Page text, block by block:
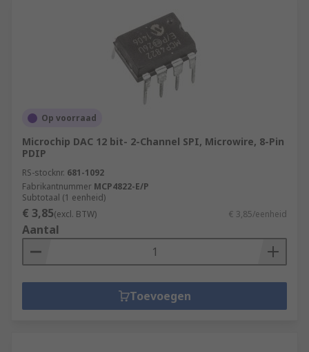
Op voorraad
Microchip DAC 12 bit- 2-Channel SPI, Microwire, 8-Pin
PDIP
RS-stocknr. 681-1092
Fabrikantnummer MCP4822-E/P
Subtotaal (1 eenheid)
€ 3,85(excl. BTW) € 3,85/eenheid
Aantal
Toevoegen